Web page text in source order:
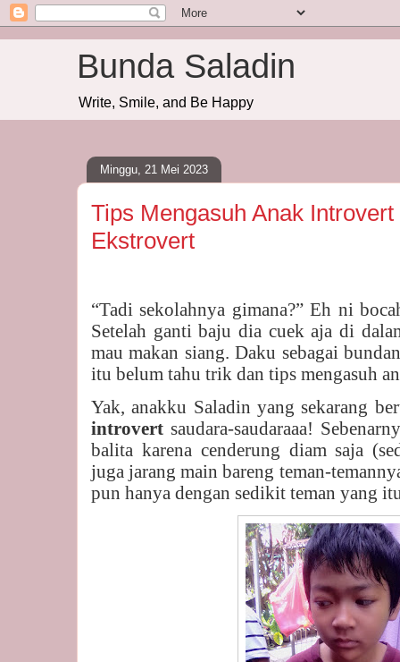
Bunda Saladin
Write, Smile, and Be Happy
Minggu, 21 Mei 2023
Tips Mengasuh Anak
Ekstrovert
“Tadi sekolahnya gimana?” Eh ni
Setelah ganti baju dia cuek aja di
mau makan siang. Daku sebagai
itu belum tahu trik dan tips mengasuh
Yak, anakku Saladin yang sekarang
introvertsaudara-saudaraaa!
balita karena cenderung diam saja
juga jarang main bareng teman-
pun hanya dengan sedikit teman yang